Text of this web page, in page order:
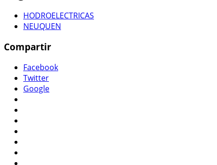
HODROELECTRICAS
NEUQUEN
Compartir
Facebook
Twitter
Google